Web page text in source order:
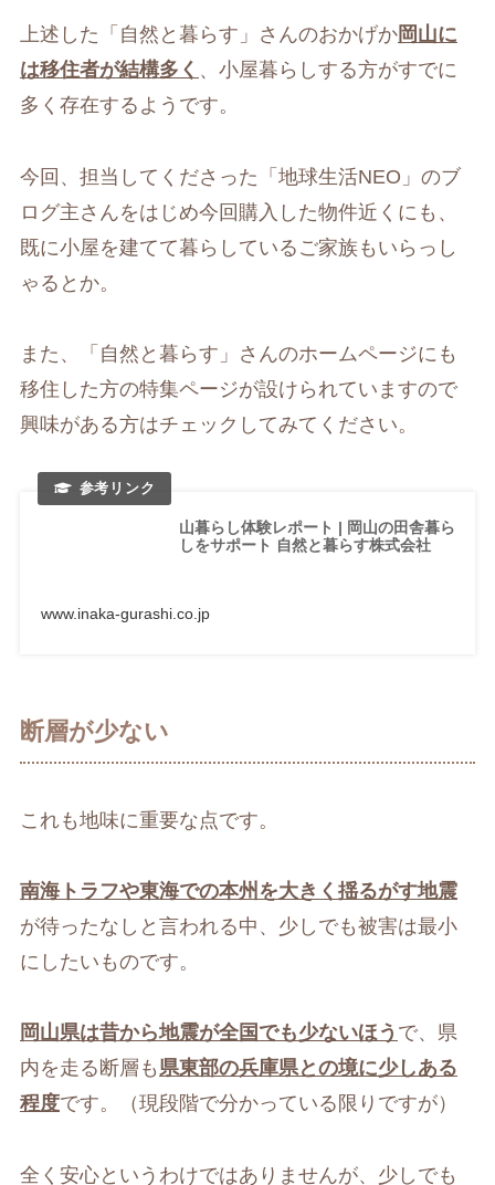
上述した「自然と暮らす」さんのおかげか岡山に
は移住者が結構多く 、小屋暮らしする方がすでに
多く存在するようです。
今回、担当してくださった「地球生活NEO」のブ
ログ主さんをはじめ今回購入した物件近くにも、
既に小屋を建てて暮らしているご家族もいらっし
ゃるとか。
また、「自然と暮らす」さんのホームページにも
移住した方の特集ページが設けられていますので
興味がある方はチェックしてみてください。
山暮らし体験レポート | 岡山の田舎暮ら
しをサポート 自然と暮らす株式会社
www.inaka-gurashi.co.jp
断層が少ない
これも地味に重要な点です。
南海トラフや東海での本州を大きく揺るがす地震
が待ったなしと言われる中、少しでも被害は最小
にしたいものです。
岡山県は昔から地震が全国でも少ないほう で、県
内を走る断層も県東部の兵庫県との境に少しある
程度です。（現段階で分かっている限りですが）
全く安心というわけではありませんが、少しでも